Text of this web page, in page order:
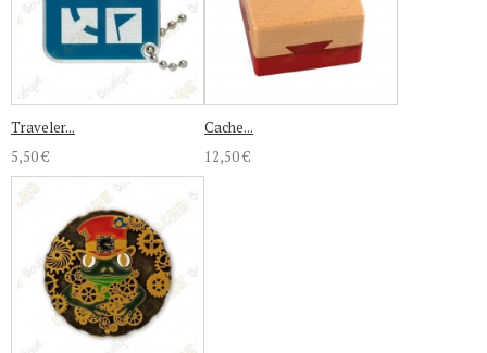
Traveler...
5,50 €
Cache...
12,50 €